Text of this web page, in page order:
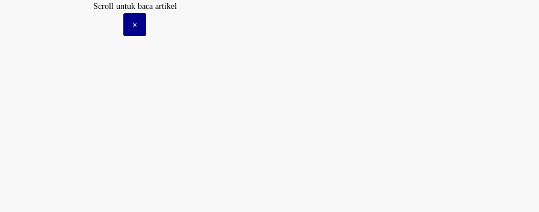
Scroll untuk baca artikel
×